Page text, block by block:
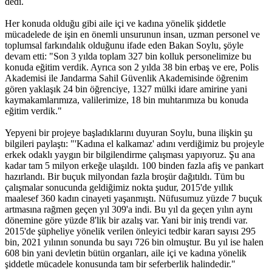
Her konuda olduğu gibi aile içi ve kadına yönelik şiddetle
mücadelede de işin en önemli unsurunun insan, uzman personel ve
toplumsal farkındalık olduğunu ifade eden Bakan Soylu, şöyle
devam etti: "Son 3 yılda toplam 327 bin kolluk personelimize bu
konuda eğitim verdik. Ayrıca son 2 yılda 38 bin erbaş ve ere, Polis
Akademisi ile Jandarma Sahil Güvenlik Akademisinde öğrenim
gören yaklaşık 24 bin öğrenciye, 1327 mülki idare amirine yani
kaymakamlarımıza, valilerimize, 18 bin muhtarımıza bu konuda
eğitim verdik."
Yepyeni bir projeye başladıklarını duyuran Soylu, buna ilişkin şu
bilgileri paylaştı: "'Kadına el kalkamaz' adını verdiğimiz bu projeyle
erkek odaklı yaygın bir bilgilendirme çalışması yapıyoruz. Şu ana
kadar tam 5 milyon erkeğe ulaşıldı. 100 binden fazla afiş ve pankart
hazırlandı. Bir buçuk milyondan fazla broşür dağıtıldı. Tüm bu
çalışmalar sonucunda geldiğimiz nokta şudur, 2015'de yıllık
maalesef 360 kadın cinayeti yaşanmıştı. Nüfusumuz yüzde 7 buçuk
artmasına rağmen geçen yıl 309'a indi. Bu yıl da geçen yılın aynı
dönemine göre yüzde 8'lik bir azalış var. Yani bir iniş trendi var.
2015'de şüpheliye yönelik verilen önleyici tedbir kararı sayısı 295
bin, 2021 yılının sonunda bu sayı 726 bin olmuştur. Bu yıl ise halen
608 bin yani devletin bütün organları, aile içi ve kadına yönelik
şiddetle mücadele konusunda tam bir seferberlik halindedir."